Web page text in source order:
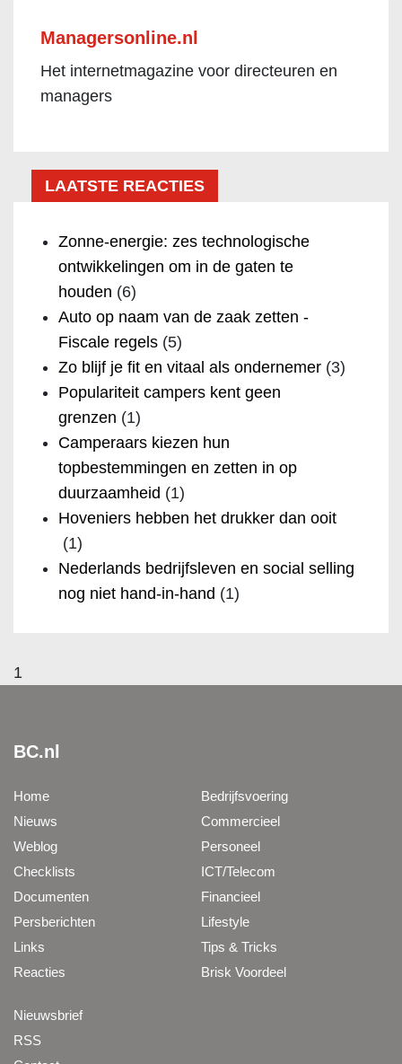
Managersonline.nl
Het internetmagazine voor directeuren en
managers
LAATSTE REACTIES
Zonne-energie: zes technologische
ontwikkelingen om in de gaten te
houden (6)
Auto op naam van de zaak zetten -
Fiscale regels (5)
Zo blijf je fit en vitaal als ondernemer (3)
Populariteit campers kent geen
grenzen (1)
Camperaars kiezen hun
topbestemmingen en zetten in op
duurzaamheid (1)
Hoveniers hebben het drukker dan ooit
(1)
Nederlands bedrijfsleven en social selling
nog niet hand-in-hand (1)
1
BC.nl
Home
Nieuws
Weblog
Checklists
Documenten
Persberichten
Links
Reacties
Bedrijfsvoering
Commercieel
Personeel
ICT/Telecom
Financieel
Lifestyle
Tips & Tricks
Brisk Voordeel
Nieuwsbrief
RSS